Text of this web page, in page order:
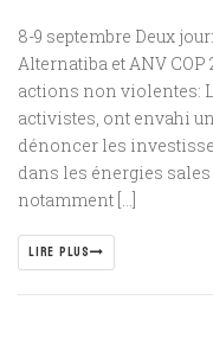
8-9 septembre Deux
Alternatiba et ANV
actions non violentes:
activistes, ont envahi
dénoncer les
dans les énergies
notamment […]
LIRE PLUS